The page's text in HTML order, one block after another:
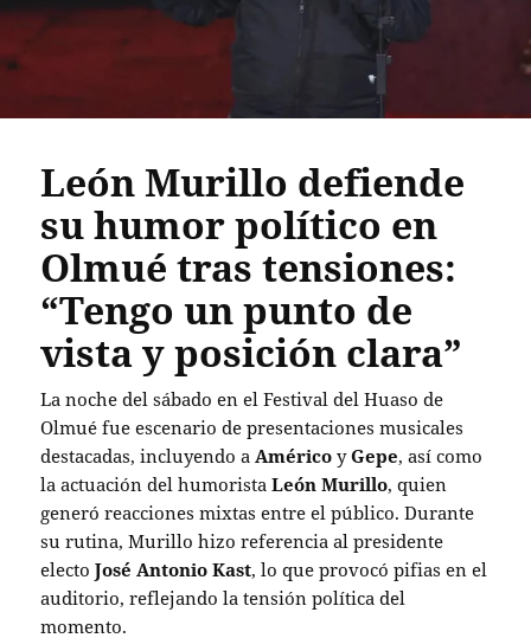
León Murillo defiende
su humor político en
Olmué tras tensiones:
“Tengo un punto de
vista y posición clara”
La noche del sábado en el Festival del Huaso de
Olmué fue escenario de presentaciones musicales
destacadas, incluyendo a Américo yGepe, así como
la actuación del humoristaLeón Murillo, quien
generó reacciones mixtas entre el público. Durante
su rutina, Murillo hizo referencia al presidente
electoJosé Antonio Kast, lo que provocó pifias en el
auditorio, reflejando la tensión política del
momento.